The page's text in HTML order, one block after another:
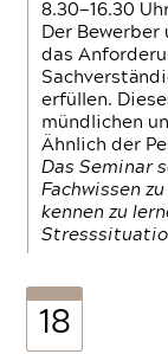
8.30—16.30
Der
das
erfüllen.
mündlichen
Ähnlich der
Das Seminar
Fachwissen
kennen zu
18